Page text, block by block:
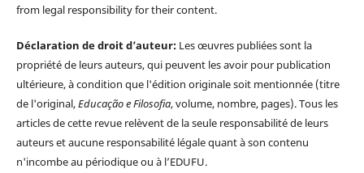
from legal responsibility for their content.
Déclaration de droit d’auteur: Les œuvres publiées sont la
propriété de leurs auteurs, qui peuvent les avoir pour publication
ultérieure, à condition que l'édition originale soit mentionnée (titre
de l'original,Educação e Filosofia, volume, nombre, pages). Tous les
articles de cette revue relèvent de la seule responsabilité de leurs
auteurs et aucune responsabilité légale quant à son contenu
n'incombe au périodique ou à l’EDUFU.